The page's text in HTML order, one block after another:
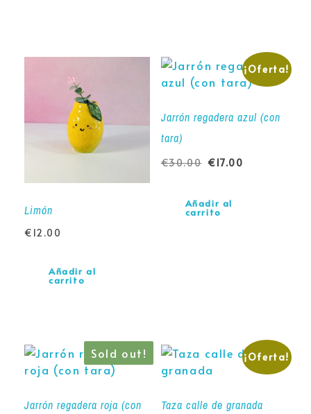
Limón
€ 12.00
Añadir al
carrito
¡Oferta!
Jarrón regadera azul (con
tara)
€30.00 € 17.00
Añadir al
carrito
Sold out!
Jarrón regadera roja (con
¡Oferta!
Taza calle de granada